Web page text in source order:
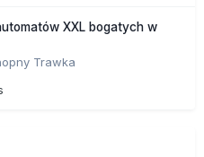
XXL bogatych w
Trawka